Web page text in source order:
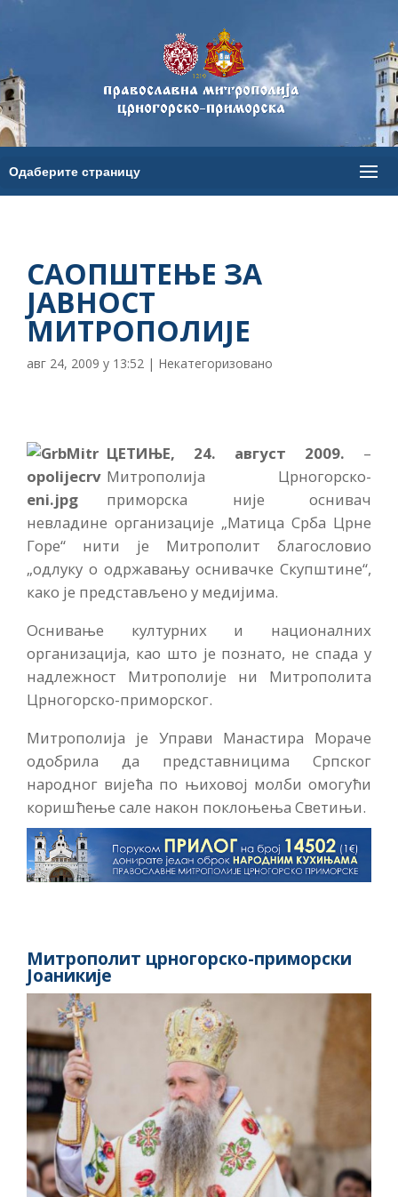
САОПШТЕЊЕ ЗА
ЈАВНОСТ
МИТРОПОЛИЈЕ
авг 24, 2009 у 13:52 | Некатегоризовано
ЦЕТИЊЕ, 24. август 2009. –
Митрополија Црногорско-
приморска није оснивач
невладине организације „Матица Срба Црне
Горе“ нити је Митрополит благословио
„одлуку о одржавању оснивачке Скупштине“,
како је представљено у медијима.
Оснивање културних и националних
организација, као што је познато, не спада у
надлежност Митрополије ни Митрополита
Црногорско-приморског.
Митрополија је Управи Манастира Мораче
одобрила да представницима Српског
народног вијећа по њиховој молби омогући
коришћење сале након поклоњења Светињи.
Митрополит црногорско-приморски
Јоаникије